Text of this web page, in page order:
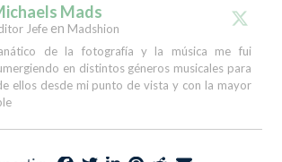
Mads
Jefe en Madshion
de la fotografía y la música me fui
en distintos géneros musicales para
ellos desde mi punto de vista y con la mayor